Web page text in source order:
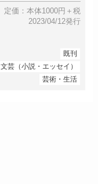
定価：本体1000円＋税
2023/04/12発行
既刊
文芸（小説・エッセイ）
芸術・生活